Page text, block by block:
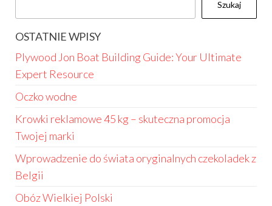
Szukaj
OSTATNIE WPISY
Plywood Jon Boat Building Guide: Your Ultimate
Expert Resource
Oczko wodne
Krowki reklamowe 45 kg – skuteczna promocja
Twojej marki
Wprowadzenie do świata oryginalnych czekoladek z
Belgii
Obóz Wielkiej Polski